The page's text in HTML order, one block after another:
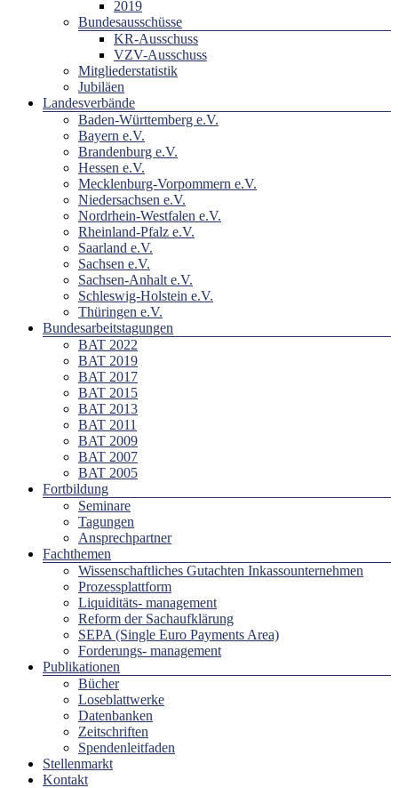
2019
Bundesausschüsse
KR-Ausschuss
VZV-Ausschuss
Mitgliederstatistik
Jubiläen
Landesverbände
Baden-Württemberg e.V.
Bayern e.V.
Brandenburg e.V.
Hessen e.V.
Mecklenburg-Vorpommern e.V.
Niedersachsen e.V.
Nordrhein-Westfalen e.V.
Rheinland-Pfalz e.V.
Saarland e.V.
Sachsen e.V.
Sachsen-Anhalt e.V.
Schleswig-Holstein e.V.
Thüringen e.V.
Bundesarbeitstagungen
BAT 2022
BAT 2019
BAT 2017
BAT 2015
BAT 2013
BAT 2011
BAT 2009
BAT 2007
BAT 2005
Fortbildung
Seminare
Tagungen
Ansprechpartner
Fachthemen
Wissenschaftliches Gutachten Inkassounternehmen
Prozessplattform
Liquiditäts- management
Reform der Sachaufklärung
SEPA (Single Euro Payments Area)
Forderungs- management
Publikationen
Bücher
Loseblattwerke
Datenbanken
Zeitschriften
Spendenleitfaden
Stellenmarkt
Kontakt